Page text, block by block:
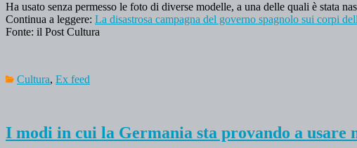
Ha usato senza permesso le foto di diverse modelle, a una delle quali è stata
Continua a leggere: La disastrosa campagna del governo spagnolo sui corpi
Fonte: il Post Cultura
Cultura, Ex feed
I modi in cui la Germania sta provando a usare